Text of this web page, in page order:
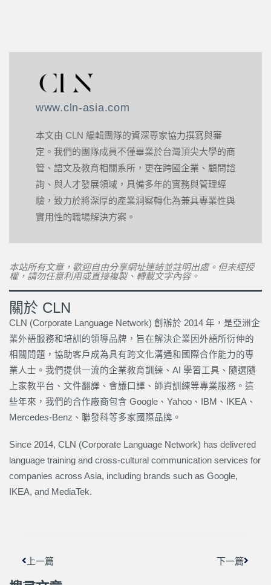
www.cln-asia.com
本文由 CLN 編輯團隊的資深專家協力撰寫與審
定。我們的團隊成員不僅畢業於台灣頂尖大學的商
管、語文及教育相關系所，更在跨國企業、顧問諮
詢、與人才發展領域，具備多年的實務與管理經
驗，致力於將深厚的產業洞察轉化為兼具專業性與
實用性的職場解決方案。
本站所有文章，歡迎自由分享網址連結並註明出處。但未經授
權，請勿任意利用或直接複製、轉載文字內容。
關於 CLN
CLN (Corporate Language Network) 創辦於 2014 年，是亞洲企
業外語服務和培訓的領導品牌，旨在解決企業因外語所衍伸的
相關問題，協助客戶成為具有跨文化溝通和國際合作能力的專
業人士。我們提供一流的企業教育訓練、AI 學習工具、隨選隨
上家教平台、文件翻譯、會議口譯、師資訓練等專業服務。這
些年來，我們的合作廠商包含 Google、Yahoo、IBM、IKEA、
Mercedes-Benz、聯發科等多家國際品牌。
Since 2014, CLN (Corporate Language Network) has delivered
language training and cross-cultural communication services for
companies across Asia, including brands such as Google,
IKEA, and MediaTek.
上一篇 下一篇